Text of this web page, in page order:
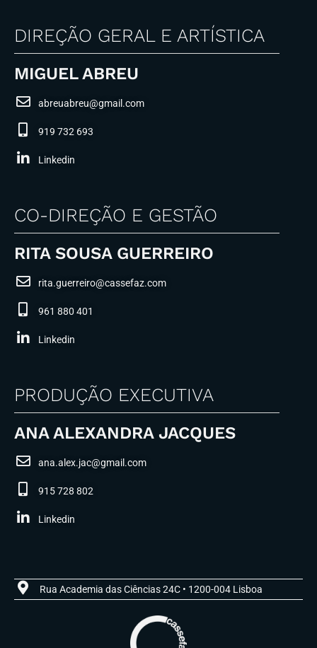
DIREÇÃO GERAL E ARTÍSTICA
MIGUEL ABREU
abreuabreu@gmail.com
919 732 693
Linkedin
CO-DIREÇÃO E GESTÃO
RITA SOUSA GUERREIRO
rita.guerreiro@cassefaz.com
961 880 401
Linkedin
PRODUÇÃO EXECUTIVA
ANA ALEXANDRA JACQUES
ana.alex.jac@gmail.com
915 728 802
Linkedin
Rua Academia das Ciências 24C • 1200-004 Lisboa